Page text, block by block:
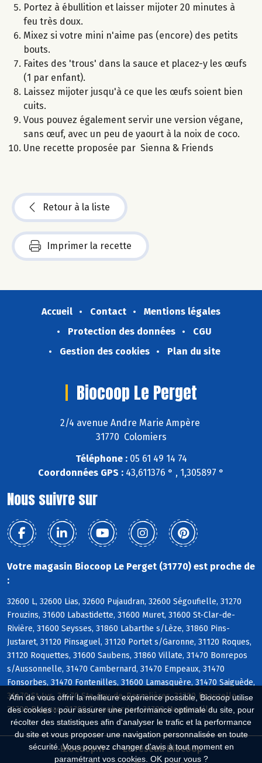
Afin de vous offrir la meilleure expérience possible, Biocoop utilise
des cookies : pour assurer une performance optimale du site, pour
récolter des statistiques afin d'analyser le trafic et la performance
du site et vous proposer une navigation personnalisée en toute
sécurité. Vous pouvez changer d'avis à tout moment en
paramétrant vos cookies. OK pour vous ?
Portez à ébullition et laisser mijoter 20 minutes à
feu très doux.
Mixez si votre mini n'aime pas (encore) des petits
bouts.
Faites des 'trous' dans la sauce et placez-y les œufs
(1 par enfant).
Laissez mijoter jusqu'à ce que les œufs soient bien
cuits.
Vous pouvez également servir une version végane,
sans œuf, avec un peu de yaourt à la noix de coco.
Une recette proposée par Sienna & Friends
Retour à la liste
Imprimer la recette
Accueil Contact
Mentions légales
Protection des données
CGU
Gestion des cookies
Plan du site
Biocoop Le Perget
2/4 avenue Andre Marie Ampère
31770 Colomiers
Téléphone :05 61 49 14 74
Coordonnées GPS : 43,611376 ° , 1,305897 °
Nous suivre sur
Votre magasin Biocoop Le Perget (31770) est proche de
:
32600 L, 32600 Lias, 32600 Pujaudran, 32600 Ségoufielle, 31270
Frouzins, 31600 Labastidette, 31600 Muret, 31600 St-Clar-de-
Rivière, 31600 Seysses, 31860 Labarthe s/Lèze, 31860 Pins-
Justaret, 31120 Pinsaguel, 31120 Portet s/Garonne, 31120 Roques,
31120 Roquettes, 31600 Saubens, 31860 Villate, 31470 Bonrepos
s/Aussonnelle, 31470 Cambernard, 31470 Empeaux, 31470
Fonsorbes, 31470 Fontenilles, 31600 Lamasquère, 31470 Saiguède,
31470 St-Lys, 31470 Ste-Foy-de-Peyrolières, 31700 Beauzelle,
31700 Blagnac, 31700 Cornebarrieu, 31700 Mondonville
Biocoop.fr
Le réseau Biocoop